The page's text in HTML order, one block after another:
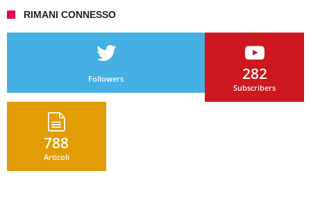
RIMANI CONNESSO
Followers 282
Subscribers
788
Articoli